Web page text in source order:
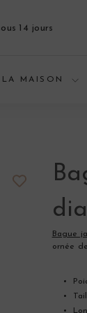
LA MAISON
Bague
ornée